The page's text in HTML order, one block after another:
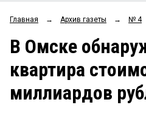
ОБЩЕСТВО
ЗАКОН
НОВОСТИ КОМПАНИЙ
Главная → Архив газеты → № 4
В Омске
квартира
миллиардов